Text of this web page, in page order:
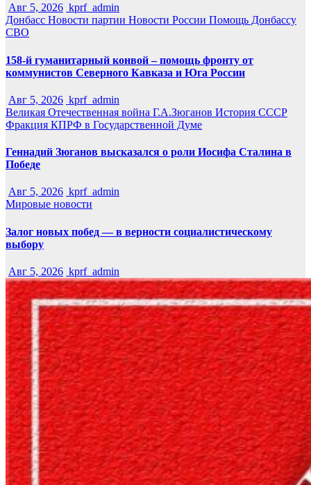
Авг 5, 2026 kprf_admin
Донбасс Новости партии Новости России Помощь Донбассу
СВО
158-й гуманитарный конвой – помощь фронту от
коммунистов Северного Кавказа и Юга России
Авг 5, 2026 kprf_admin
Великая Отечественная война Г.А.Зюганов История СССР
Фракция КПРФ в Государственной Думе
Геннадий Зюганов высказался о роли Иосифа Сталина в
Победе
Авг 5, 2026 kprf_admin
Мировые новости
Залог новых побед — в верности социалистическому
выбору
Авг 5, 2026 kprf_admin